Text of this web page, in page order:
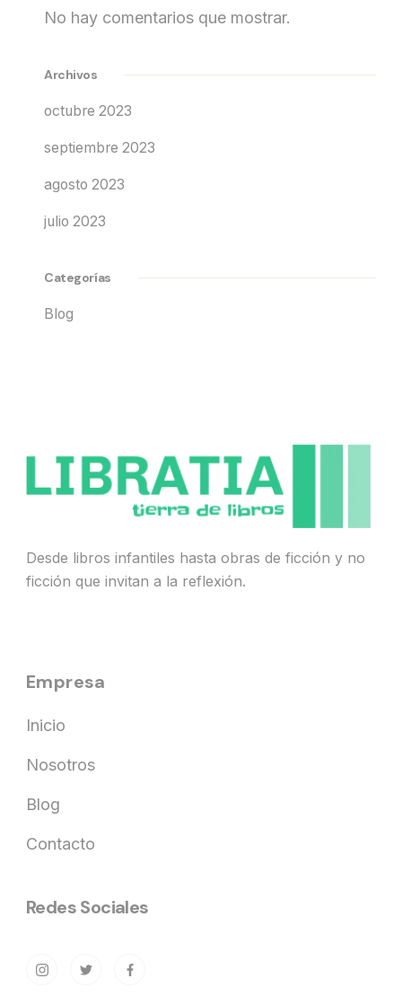
No hay comentarios que mostrar.
Archivos
octubre 2023
septiembre 2023
agosto 2023
julio 2023
Categorías
Blog
Desde libros infantiles hasta obras de ficción y no
ficción que invitan a la reflexión.
Empresa
Inicio
Nosotros
Blog
Contacto
Redes Sociales